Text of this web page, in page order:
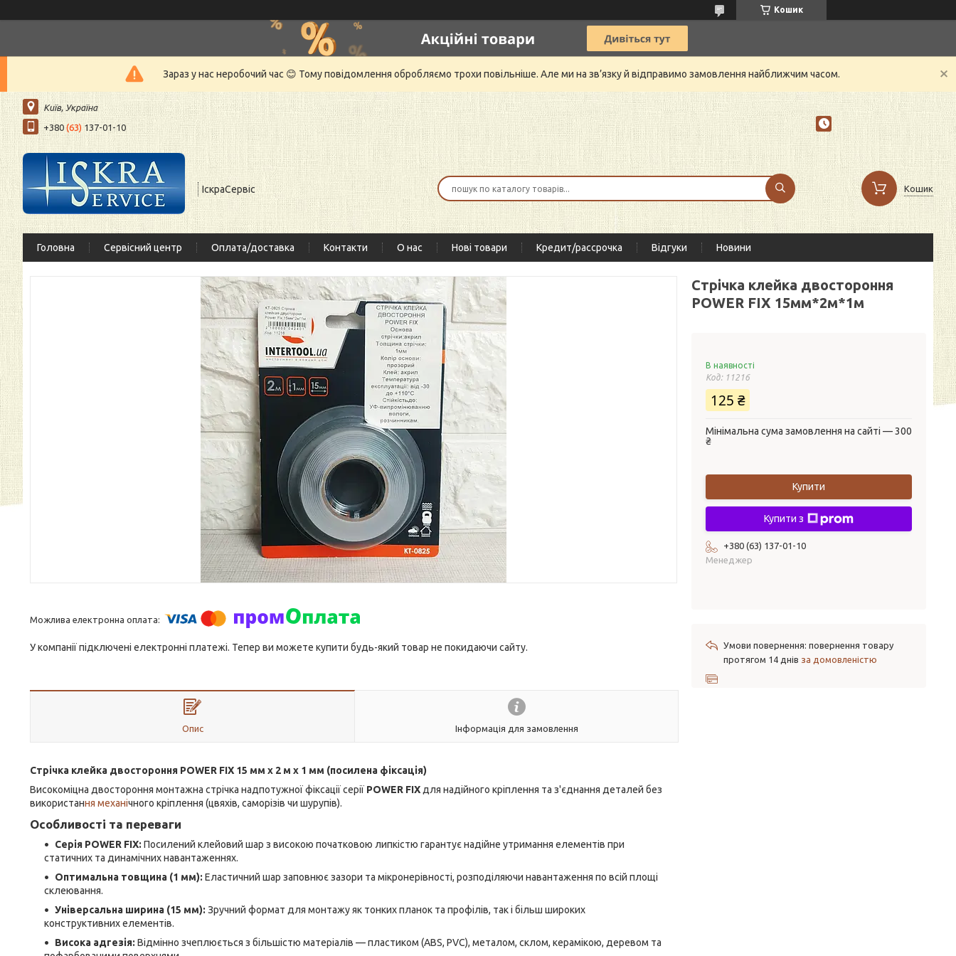
Кошик
Зараз у нас неробочий час 😊 Тому повідомлення обробляємо трохи повільніше. Але ми на зв’язку й відправимо замовлення найближчим часом.
Київ, Україна
+380 (63) 137-01-10
ІскраСервіс Кошик
Головна Сервісний центр Оплата/доставка Контакти О нас Нові товари Кредит/рассрочка Відгуки Новини
У компанії підключені електронні платежі. Тепер ви можете купити будь-який товар не покидаючи сайту.
Опис Інформація для замовлення
Стрічка клейка двостороння POWER FIX 15 мм х 2 м х 1 мм (посилена фіксація)
Високоміцна двостороння монтажна стрічка надпотужної фіксації серії POWER FIX для надійного кріплення та з'єднання деталей без
використання механічного кріплення (цвяхів, саморізів чи шурупів).
Особливості та переваги
Серія POWER FIX: Посилений клейовий шар з високою початковою липкістю гарантує надійне утримання елементів при
статичних та динамічних навантаженнях.
Оптимальна товщина (1 мм): Еластичний шар заповнює зазори та мікронерівності, розподіляючи навантаження по всій площі
склеювання.
Універсальна ширина (15 мм): Зручний формат для монтажу як тонких планок та профілів, так і більш широких
конструктивних елементів.
Висока адгезія: Відмінно зчеплюється з більшістю матеріалів — пластиком (ABS, PVC), металом, склом, керамікою, деревом та
Стрічка клейка двостороння
POWER FIX 15мм*2м*1м
В наявності
Код: 11216
125 ₴
Мінімальна сума замовлення на сайті — 300
₴
Купити
Купити з
+380 (63) 137-01-10
Менеджер
повернення товару
протягом 14 днів за домовленістю